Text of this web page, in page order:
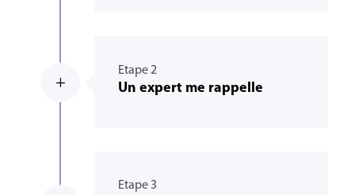
L
Etape 2
Un expert me rappelle
Etape 3